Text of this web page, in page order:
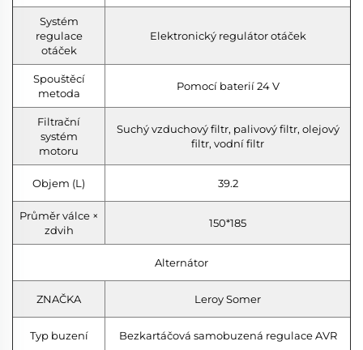
Systém
regulace
otáček
Elektronický regulátor otáček
Spouštěcí
metoda
Pomocí baterií 24 V
Filtrační
systém
motoru
Suchý vzduchový filtr, palivový filtr, olejový
filtr, vodní filtr
Objem (L) 39.2
Průměr válce ×
zdvih
150*185
Alternátor
ZNAČKA Leroy Somer
Typ buzení Bezkartáčová samobuzená regulace AVR